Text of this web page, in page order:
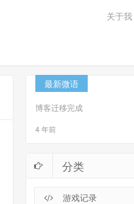
关于我
最新微语
博客迁移完成
4 年前
分类
游戏记录